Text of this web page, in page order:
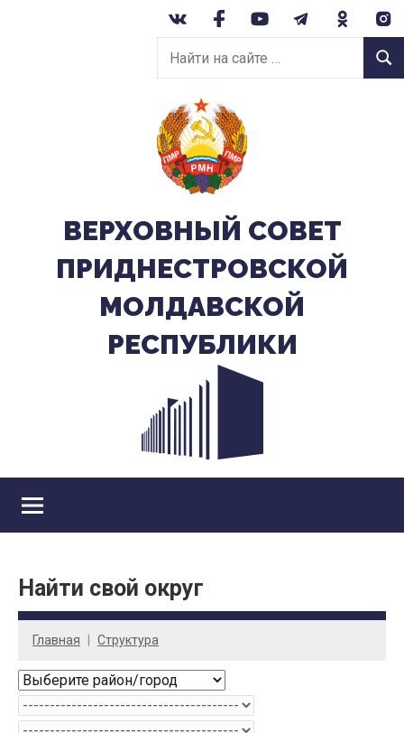
Найти
на
сайте:
ВЕРХОВНЫЙ CОВЕТ
ПРИДНЕСТРОВСКОЙ
МОЛДАВСКОЙ
РЕСПУБЛИКИ
Найти свой округ
Главная Cтруктура